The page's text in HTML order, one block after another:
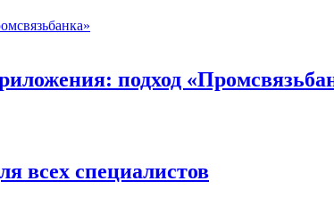
подход
всех специалистов